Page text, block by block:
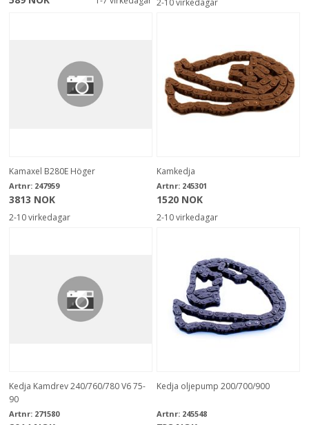
Kamaxel B280E Höger
Artnr: 247959
3813 NOK
2-10 virkedagar
Kamkedja
Artnr: 245301
1520 NOK
2-10 virkedagar
Kedja Kamdrev 240/760/780 V6 75-
90
Artnr: 271580
Kedja oljepump 200/700/900
Artnr: 245548